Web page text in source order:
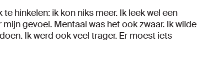
hinkelen: ik kon niks meer. Ik leek wel een
gevoel. Mentaal was het ook zwaar. Ik wilde
Ik werd ook veel trager. Er moest iets